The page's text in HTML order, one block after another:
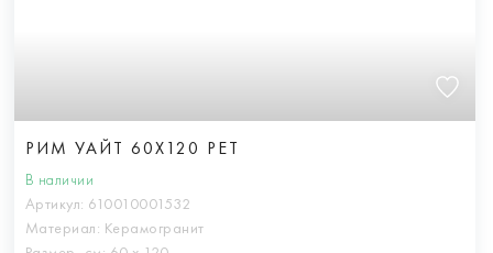
РИМ УАЙТ 60X120 РЕТ
В наличии
Артикул: 610010001532
Материал: Керамогранит